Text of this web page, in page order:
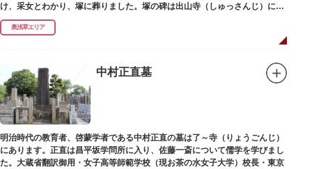
け、采女とわかり、塚に葬りました。塚の碑は出山寺（しゅっさんじ）にあ
ります。
奥浅草エリア
中村正直墓
明治時代の教育者、啓蒙学者である中村正直の墓は了～寺（りょうごんじ）
にあります。正直は昌平坂学問所に入り、佐藤一斎について儒学を学びまし
た。大蔵省翻訳御用・女子高等師範学校（現お茶の水女子大学）校長・東京